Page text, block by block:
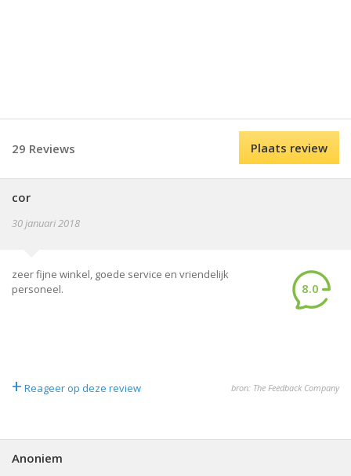
29 Reviews Plaats review
cor
30 januari 2018
zeer fijne winkel, goede service en vriendelijk
personeel.
8.0
+ Reageer op deze review bron: The Feedback Company
Anoniem